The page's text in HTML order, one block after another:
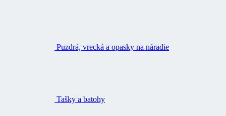
Puzdrá, vrecká a opasky na náradie
Tašky a batohy